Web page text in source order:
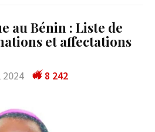
au Bénin : Liste de
et affectations
2024
8 242